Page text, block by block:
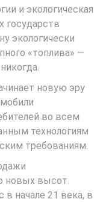
и экологическая
государств
экологически
«топлива» —
новую эру
во всем
технологиям
требованиям.
новых высот.
начале 21 века, в